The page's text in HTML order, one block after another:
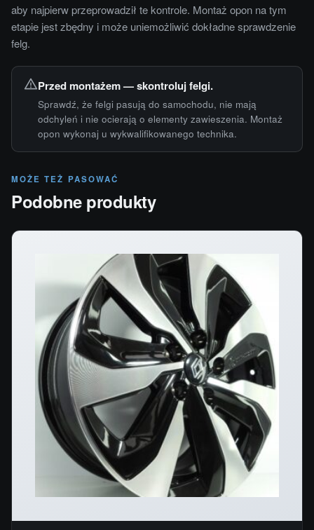
aby najpierw przeprowadził te kontrole. Montaż opon na tym
etapie jest zbędny i może uniemożliwić dokładne sprawdzenie
felg.
Przed montażem — skontroluj felgi.
Sprawdź, że felgi pasują do samochodu, nie mają
odchyleń i nie ocierają o elementy zawieszenia. Montaż
opon wykonaj u wykwalifikowanego technika.
MOŻE TEŻ PASOWAĆ
Podobne produkty